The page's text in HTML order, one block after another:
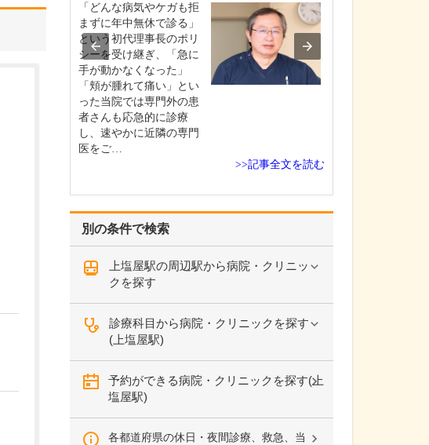
別の条件で検索
上塩屋駅の周辺駅から病院・クリニッ
クを探す
診療科目から病院・クリニックを探す
(上塩屋駅)
予約ができる病院・クリニックを探す(上
塩屋駅)
各都道府県の休日・夜間診療、救急、当
「どんな病気やケガも拒
まずに年中無休で診る」
という初代理事長のポリ
シーを受け継ぎ、「急に
手が動かなくなった」
「頬が腫れて痛い」とい
った当院では専門外の患
者さんも応急的に診療
し、速やかに近隣の専門
医をご…
>>記事全文を読む